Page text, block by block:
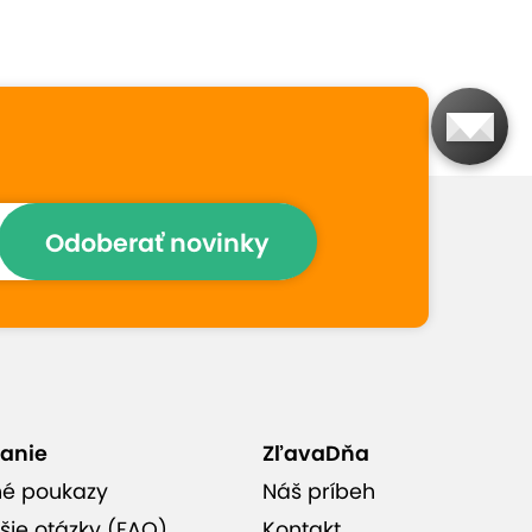
Občianske združenie -
Podporíte dobrú vec
Ľudský prístup
Odoberať novinky
poukazy
ZľavaDňa
Náš príbeh